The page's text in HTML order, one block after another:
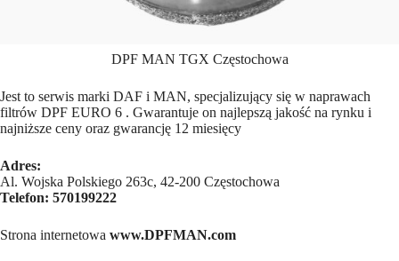
DPF MAN TGX Częstochowa
Jest to serwis marki DAF i MAN, specjalizujący się w naprawach
filtrów DPF EURO 6 . Gwarantuje on najlepszą jakość na rynku i
najniższe ceny oraz gwarancję 12 miesięcy
Adres:
Al. Wojska Polskiego 263c, 42-200 Częstochowa
Telefon: 570199222
Strona internetowa www.DPFMAN.com